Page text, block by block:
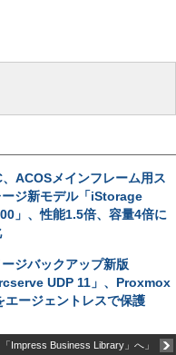
、ACOSメインフレーム用ス
ージ新モデル「iStorage
」、性能1.5倍、容量4倍に
ジバックアップ新版
UDP 11」、Proxmox
エージェントレスで保護
Impress Business Library」へ」